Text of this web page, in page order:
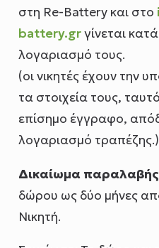
στη Re-Battery και στο
battery.grγίνεται
λογαριασμό τους.
(οι νικητές έχουν την
τα στοιχεία τους,
επίσημο έγγραφο,
λογαριασμό τραπέζης.)
Δικαίωμα
δώρου ως δύο μήνες
Νικητή.